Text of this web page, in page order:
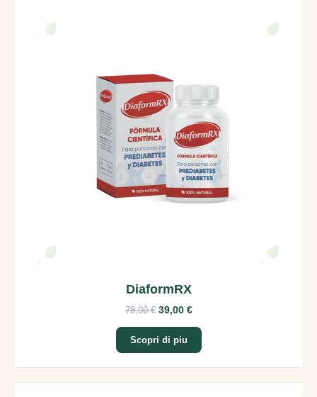
DiaformRX
78,00 €39,00 €
Scopri di piu